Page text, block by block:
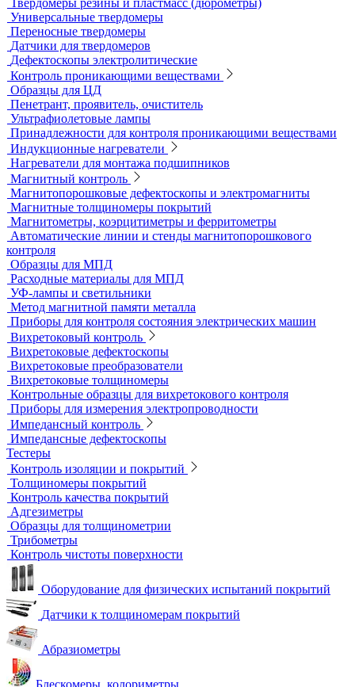
Динамические твердомеры
Стационарные твердомеры
Комбинированные твердомеры
Комплектующие к твердомерам
Меры твердости
Микротвердомеры
Нанотвердомеры
Портативные твердомеры
Твердомеры резины и пластмасс (дюрометры)
Универсальные твердомеры
Переносные твердомеры
Датчики для твердомеров
Дефектоскопы электролитические
Контроль проникающими веществами
Образцы для ЦД
Пенетрант, проявитель, очиститель
Ультрафиолетовые лампы
Принадлежности для контроля проникающими веществами
Индукционные нагреватели
Нагреватели для монтажа подшипников
Магнитный контроль
Магнитопорошковые дефектоскопы и электромагниты
Магнитные толщиномеры покрытий
Магнитометры, коэрцитиметры и ферритометры
Автоматические линии и стенды магнитопорошкового
контроля
Образцы для МПД
Расходные материалы для МПД
УФ-лампы и светильники
Метод магнитной памяти металла
Приборы для контроля состояния электрических машин
Вихретоковый контроль
Вихретоковые дефектоскопы
Вихретоковые преобразователи
Вихретоковые толщиномеры
Контрольные образцы для вихретокового контроля
Приборы для измерения электропроводности
Импедансный контроль
Импедансные дефектоскопы
Тестеры
Контроль изоляции и покрытий
Толщиномеры покрытий
Контроль качества покрытий
Адгезиметры
Образцы для толщинометрии
Трибометры
Контроль чистоты поверхности